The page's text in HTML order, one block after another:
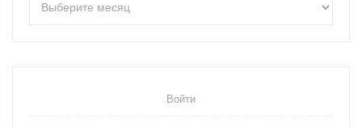
Войти